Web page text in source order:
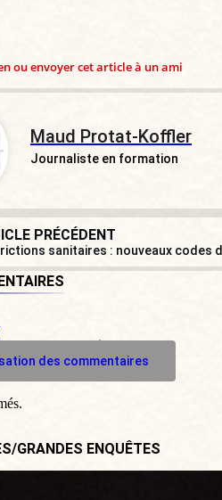
ou envoyer cet article à un ami
Maud Protat-Koffler
Journaliste en formation
PRÉCÉDENT
sanitaires : nouveaux codes
commentaire
des commentaires
GRANDES ENQUÊTES